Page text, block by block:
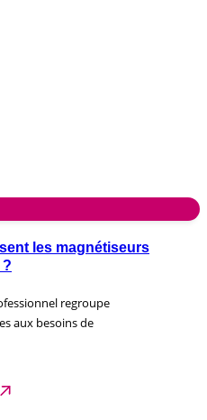
les magnétiseurs
regroupe
aux besoins de